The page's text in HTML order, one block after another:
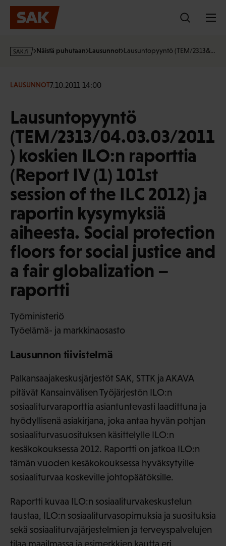
Hyppää
sisältöön
s
·
Näistä puhutaan Lausunnot Lausuntopyyntö (TEM/2313&…
LAUSUNNOT7.10.2011 14:00
Lausuntopyyntö
(TEM/2313/04.03.03/2011
) koskien ILO:n raporttia
(Report IV (1) 101st
session of the ILC 2012) ja
raportin kysymyksiä
aiheesta. Social protection
floors for social justice and
a fair globalization –
raportti
Työministeriö
Työelämä- ja markkinaosasto
Lausunnon tiivistelmä
Palkansaajakeskusjärjestöt SAK, STTK ja AKAVA
pitävät Kansainvälisen Työjärjestön ILO:n
sosiaaliturvaraporttia asiantuntevasti laadittuna ja
hyödyllisenä asiakirjana, joka antaa hyvän pohjan
sosiaaliturvasuosituksen käsittelylle ILO:n
kesäkokouksessa 2012. Raportti on jatkoa ILO:n
tämän vuoden kesäkokouksessa hyväksytyille
sosiaaliturvaa koskeville johtopäätöksille.
Raportti kuvaa ILO:n sosiaaliturvakeskustelun
taustaa, ILO:n sosiaaliturvasopimuksia ja suosituksia
sekä sosiaaliturvajärjestelmien ja terveyspalvelujen
tilaa maailmassa ja esimerkkien kautta eri